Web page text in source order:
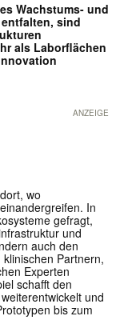
Wachstums- und
sind
als ­Laborflächen
ANZEIGE
wo
In
gefragt,
und
auch den
Partnern,
Experten
schafft den
und
bis zum